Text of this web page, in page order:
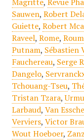
Sauwen, Robert
Guiette, Robert
Raveel, Rome,
Putnam, Sébastien
Fauchereau, Serge
Dangelo,
Tchouang-Tseu,
Tristan Tzara,
Larbaud, Van Essche
Verviers, Victor
Wout Hoeboer,